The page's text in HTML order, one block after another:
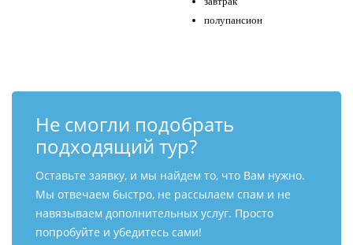
полупансион
Не смогли подобрать
подходящий тур?
Оставьте заявку, и мы найдем то, что Вам нужно.
Мы отвечаем быстро, не рассылаем спам и не
навязываем дополнительных услуг. Просто
попробуйте и убедитесь сами!